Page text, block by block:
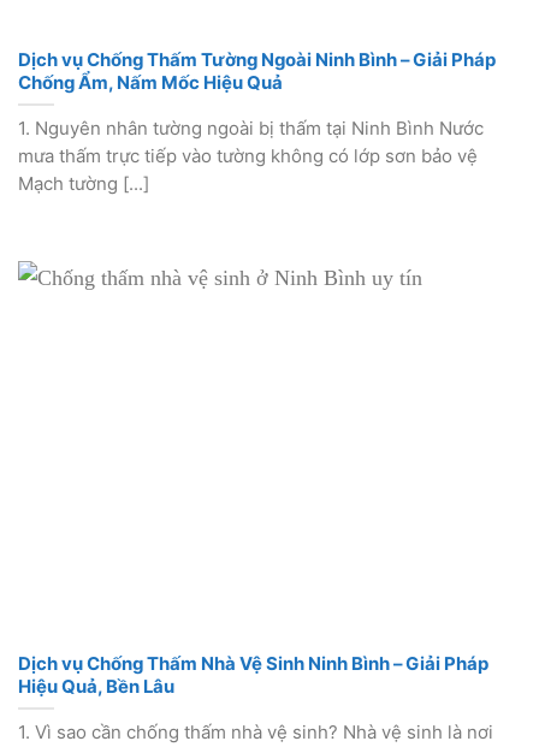
Dịch vụ Chống Thấm Tường Ngoài Ninh Bình – Giải Pháp
Chống Ẩm, Nấm Mốc Hiệu Quả
1. Nguyên nhân tường ngoài bị thấm tại Ninh Bình Nước
mưa thấm trực tiếp vào tường không có lớp sơn bảo vệ
Mạch tường [...]
Dịch vụ Chống Thấm Nhà Vệ Sinh Ninh Bình – Giải Pháp
Hiệu Quả, Bền Lâu
1. Vì sao cần chống thấm nhà vệ sinh? Nhà vệ sinh là nơi